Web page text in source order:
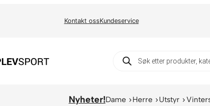
Kontakt ossKundeservice
Products
search
Nyheter!Dame Herre Utstyr